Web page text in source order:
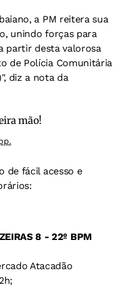
a PM reitera sua
unindo forças para
partir desta valorosa
de Polícia Comunitária
diz a nota da
mão!
de fácil acesso e
8 - 22º BPM
Atacadão